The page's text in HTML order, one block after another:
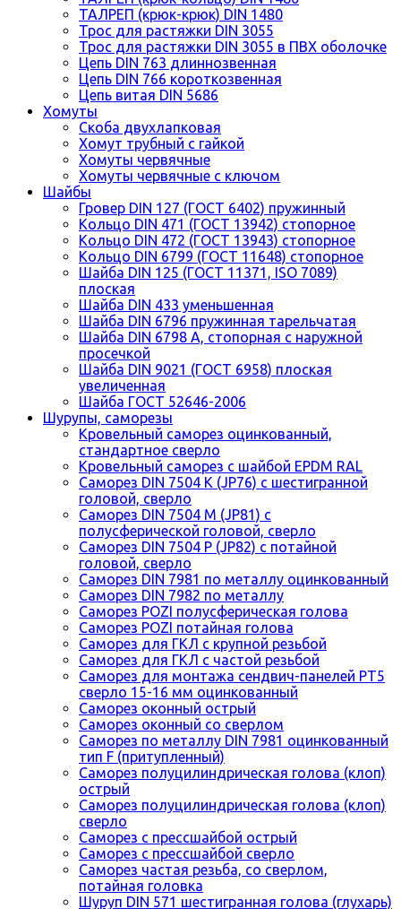
ТАЛРЕП (крюк-крюк) DIN 1480
Трос для растяжки DIN 3055
Трос для растяжки DIN 3055 в ПВХ оболочке
Цепь DIN 763 длиннозвенная
Цепь DIN 766 короткозвенная
Цепь витая DIN 5686
Хомуты
Скоба двухлапковая
Хомут трубный с гайкой
Хомуты червячные
Хомуты червячные с ключом
Шайбы
Гровер DIN 127 (ГОСТ 6402) пружинный
Кольцо DIN 471 (ГОСТ 13942) стопорное
Кольцо DIN 472 (ГОСТ 13943) стопорное
Кольцо DIN 6799 (ГОСТ 11648) стопорное
Шайба DIN 125 (ГОСТ 11371, ISO 7089)
плоская
Шайба DIN 433 уменьшенная
Шайба DIN 6796 пружинная тарельчатая
Шайба DIN 6798 A, стопорная с наружной
просечкой
Шайба DIN 9021 (ГОСТ 6958) плоская
увеличенная
Шайба ГОСТ 52646-2006
Шурупы, саморезы
Кровельный саморез оцинкованный,
стандартное сверло
Кровельный саморез с шайбой EPDM RAL
Саморез DIN 7504 K (JP76) с шестигранной
головой, сверло
Саморез DIN 7504 M (JP81) с
полусферической головой, сверло
Саморез DIN 7504 P (JP82) с потайной
головой, сверло
Саморез DIN 7981 по металлу оцинкованный
Саморез DIN 7982 по металлу
Саморез POZI полусферическая голова
Саморез POZI потайная голова
Саморез для ГКЛ с крупной резьбой
Саморез для ГКЛ с частой резьбой
Саморез для монтажа сендвич-панелей РТ5
сверло 15-16 мм оцинкованный
Саморез оконный острый
Саморез оконный со сверлом
Саморез по металлу DIN 7981 оцинкованный
тип F (притупленный)
Саморез полуцилиндрическая голова (клоп)
острый
Саморез полуцилиндрическая голова (клоп)
сверло
Саморез с прессшайбой острый
Саморез с прессшайбой сверло
Саморез частая резьба, со сверлом,
потайная головка
Шуруп DIN 571 шестигранная голова (глухарь)